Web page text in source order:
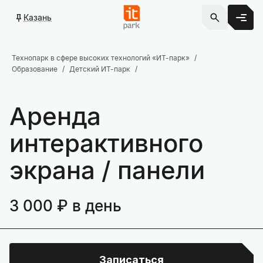
Казань
Технопарк в сфере высоких технологий «ИТ-парк»
Образование
Детский ИТ-парк
Аренда
интерактивного
экрана / панели
3 000 ₽ в день
Записаться